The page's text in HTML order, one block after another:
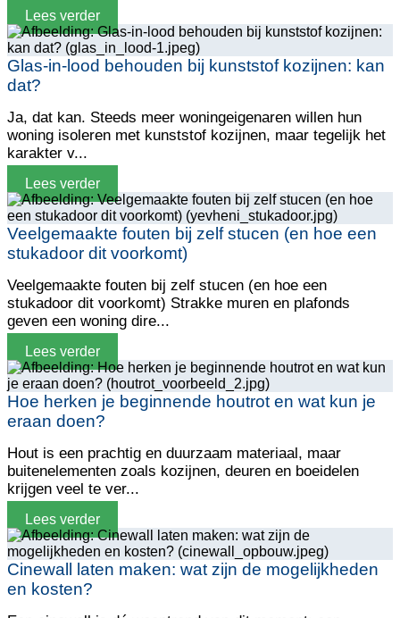
Lees verder
Glas-in-lood behouden bij kunststof kozijnen: kan
dat?
Ja, dat kan. Steeds meer woningeigenaren willen hun
woning isoleren met kunststof kozijnen, maar tegelijk het
karakter v...
Lees verder
Veelgemaakte fouten bij zelf stucen (en hoe een
stukadoor dit voorkomt)
Veelgemaakte fouten bij zelf stucen (en hoe een
stukadoor dit voorkomt) Strakke muren en plafonds
geven een woning dire...
Lees verder
Hoe herken je beginnende houtrot en wat kun je
eraan doen?
Hout is een prachtig en duurzaam materiaal, maar
buitenelementen zoals kozijnen, deuren en boeidelen
krijgen veel te ver...
Lees verder
Cinewall laten maken: wat zijn de mogelijkheden
en kosten?